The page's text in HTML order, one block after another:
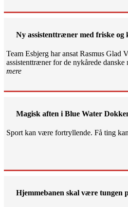
Ny assistenttræner med friske og
Team Esbjerg har ansat Rasmus Glad
assistenttræner for de nykårede danske
mere
Magisk aften i Blue Water
Sport kan være fortryllende. Få ting
Hjemmebanen skal være tungen